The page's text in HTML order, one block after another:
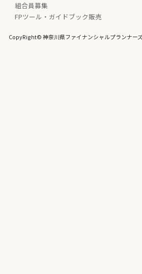
組合員募集
FPツール・ガイドブック販売
CopyRight© 神奈川県ファイナンシャルプランナー